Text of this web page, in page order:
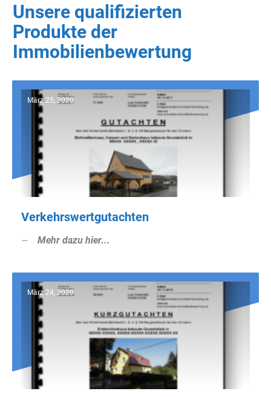
Unsere qualifizierten
Produkte der
Immobilienbewertung
März 25, 2020
Verkehrswertgutachten
Mehr dazu hier...
März 24, 2020